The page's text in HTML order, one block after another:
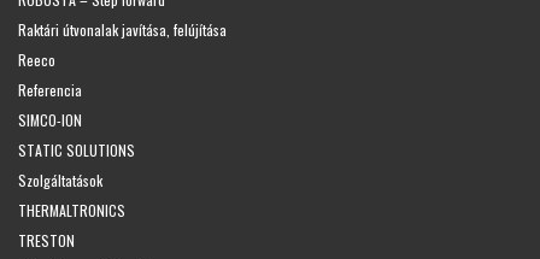
Raktári útvonalak javítása, felújítása
Reeco
Referencia
SIMCO-ION
STATIC SOLUTIONS
Szolgáltatások
THERMALTRONICS
TRESTON